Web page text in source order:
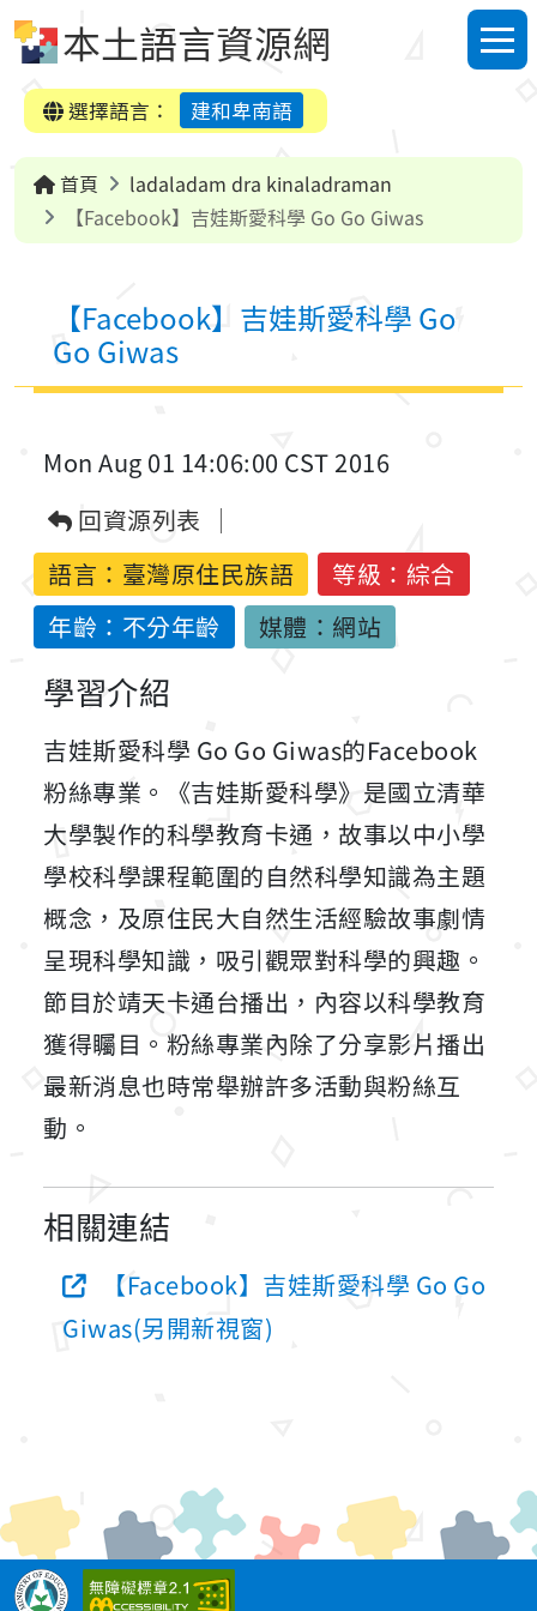
本土語言資源網
選單
選擇語言：
建和卑南語
首頁
ladaladam dra kinaladraman
【Facebook】吉娃斯愛科學 Go Go Giwas
【Facebook】吉娃斯愛科學 Go
Go Giwas
Mon Aug 01 14:06:00 CST 2016
回資源列表
語言： 臺灣原住民族語
等級：綜合
年齡：不分年齡
媒體：網站
學習介紹
吉娃斯愛科學 Go Go Giwas的Facebook
粉絲專業。《吉娃斯愛科學》是國立清華
大學製作的科學教育卡通，故事以中小學
學校科學課程範圍的自然科學知識為主題
概念，及原住民大自然生活經驗故事劇情
呈現科學知識，吸引觀眾對科學的興趣。
節目於靖天卡通台播出，內容以科學教育
獲得矚目。粉絲專業內除了分享影片播出
最新消息也時常舉辦許多活動與粉絲互
動。
相關連結
【Facebook】吉娃斯愛科學 Go Go
Giwas(另開新視窗)